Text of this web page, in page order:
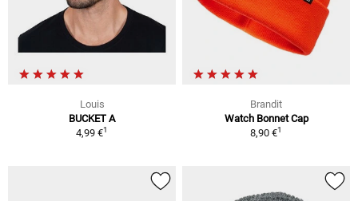
Louis
BUCKET A
4,99 €1
Brandit
Watch Bonnet Cap
8,90 €1